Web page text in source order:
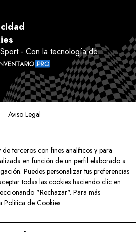
- Con la tecnología de:
terceros con fines analíticos y para
en función de un perfil elaborado a
Puedes personalizar tus preferencias
todas las cookies haciendo clic en
"Rechazar". Para más
Política de Cookies.
Aviso Legal
de Privacidad
de Cookies
Configurar